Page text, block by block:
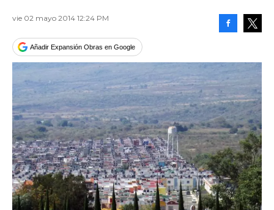
vie 02 mayo 2014 12:24 PM
Añadir Expansión Obras en Google